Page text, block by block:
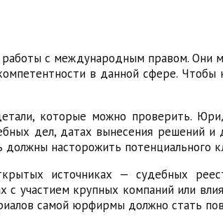
с международным правом. Они
в данной сфере. Чтобы
которые можно проверить.
дел, датах вынесения решений и
насторожить потенциального
источниках — судебных
участием крупных компаний или
самой юрфирмы должно стать